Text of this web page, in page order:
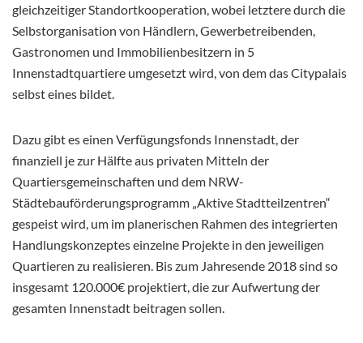
gleichzeitiger Standortkooperation, wobei letztere durch die
Selbstorganisation von Händlern, Gewerbetreibenden,
Gastronomen und Immobilienbesitzern in 5
Innenstadtquartiere umgesetzt wird, von dem das Citypalais
selbst eines bildet.
Dazu gibt es einen Verfügungsfonds Innenstadt, der
finanziell je zur Hälfte aus privaten Mitteln der
Quartiersgemeinschaften und dem NRW-
Städtebauförderungsprogramm „Aktive Stadtteilzentren“
gespeist wird, um im planerischen Rahmen des integrierten
Handlungskonzeptes einzelne Projekte in den jeweiligen
Quartieren zu realisieren. Bis zum Jahresende 2018 sind so
insgesamt 120.000€ projektiert, die zur Aufwertung der
gesamten Innenstadt beitragen sollen.